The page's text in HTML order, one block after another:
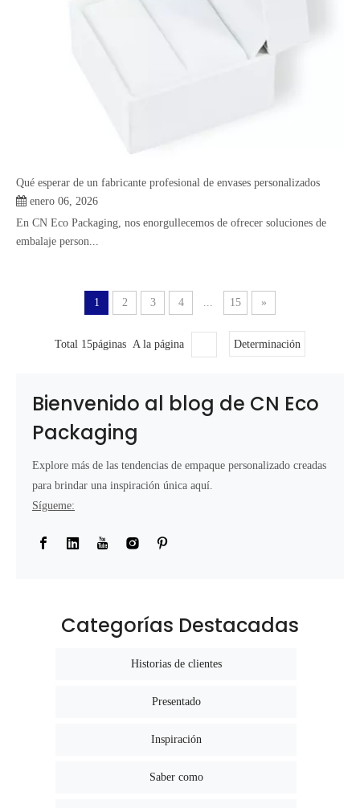
Qué esperar de un fabricante profesional de envases personalizados
enero 06, 2026
En CN Eco Packaging, nos enorgullecemos de ofrecer soluciones de
embalaje person...
1 2 3 4 ... 15 »
Total 15páginas A la página Determinación
Bienvenido al blog de CN Eco
Packaging
Explore más de las tendencias de empaque personalizado creadas
para brindar una inspiración única aquí.
Sígueme:
Categorías Destacadas
Historias de clientes
Presentado
Inspiración
Saber como